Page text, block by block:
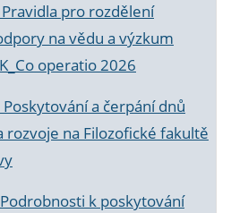
pro rozdělení
na vědu a výzkum
operatio 2026
a čerpání dnů
rozvoje na Filozofické fakultě
k poskytování